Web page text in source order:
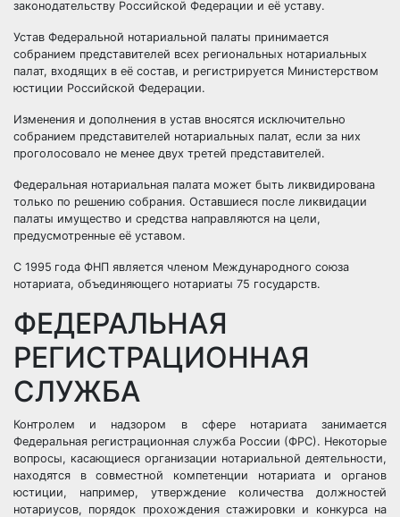
законодательству Российской Федерации и её уставу.
Устав Федеральной нотариальной палаты принимается
собранием представителей всех региональных нотариальных
палат, входящих в её состав, и регистрируется Министерством
юстиции Российской Федерации.
Изменения и дополнения в устав вносятся исключительно
собранием представителей нотариальных палат, если за них
проголосовало не менее двух третей представителей.
Федеральная нотариальная палата может быть ликвидирована
только по решению собрания. Оставшиеся после ликвидации
палаты имущество и средства направляются на цели,
предусмотренные её уставом.
С 1995 года ФНП является членом Международного союза
нотариата, объединяющего нотариаты 75 государств.
ФЕДЕРАЛЬНАЯ
РЕГИСТРАЦИОННАЯ
СЛУЖБА
Контролем и надзором в сфере нотариата занимается
Федеральная регистрационная служба России (ФРС). Некоторые
вопросы, касающиеся организации нотариальной деятельности,
находятся в совместной компетенции нотариата и органов
юстиции, например, утверждение количества должностей
нотариусов, порядок прохождения стажировки и конкурса на